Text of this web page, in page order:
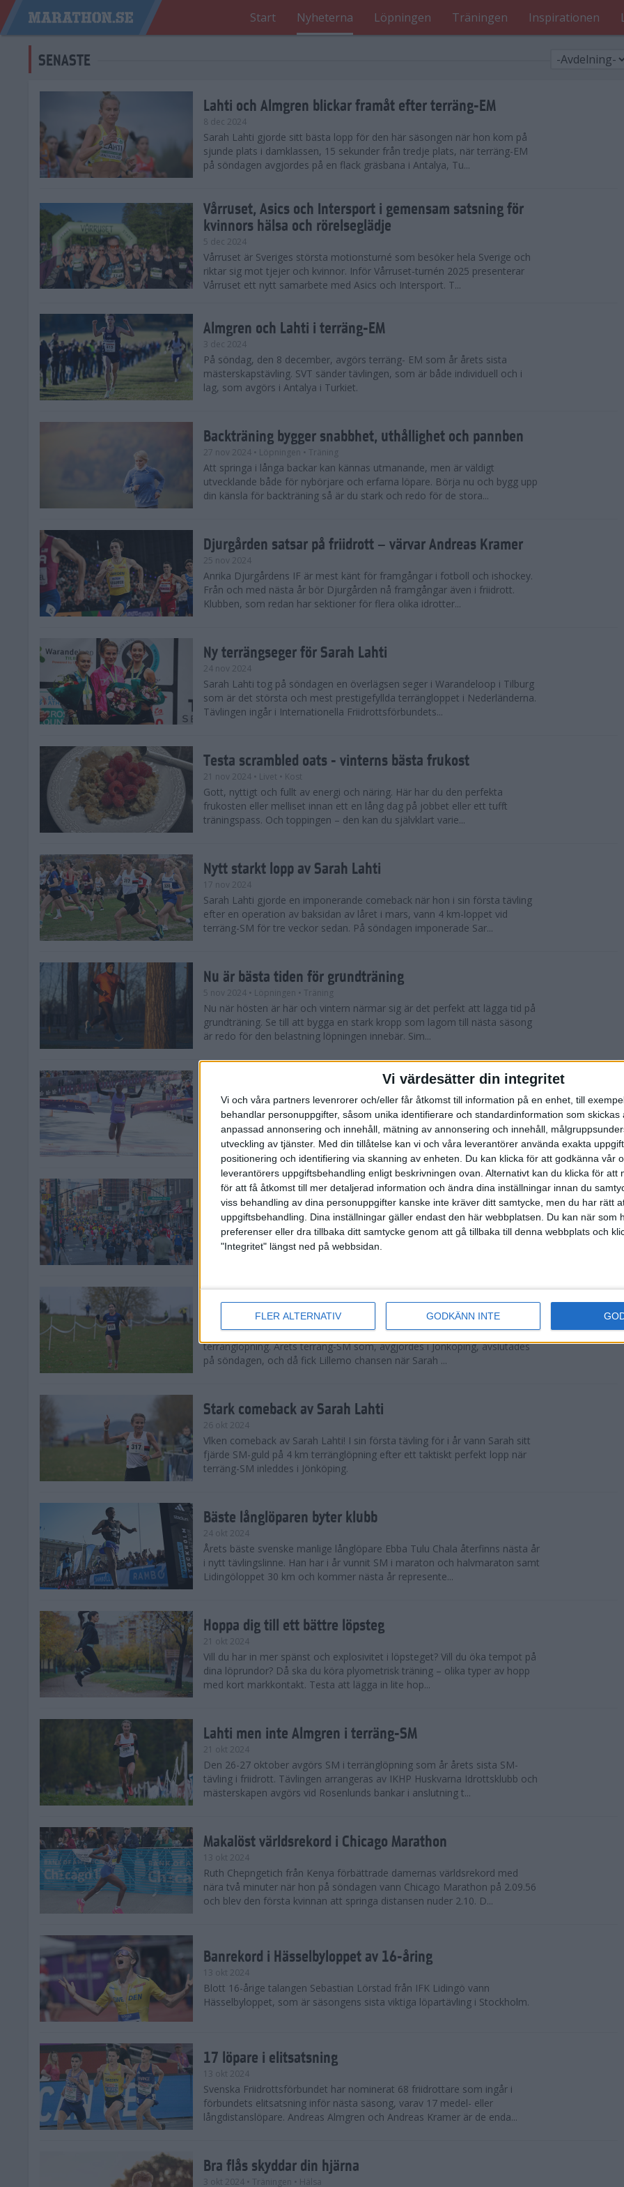
Vi värdesätter din integritet
Vi och våra partners levenrorer och/eller får åtkomst till information på en enhet, till
behandlar personuppgifter, såsom unika identifierare och standardinformation som skickas
anpassad annonsering och innehåll, mätning av annonsering och innehåll,
utveckling av tjänster. Med din tillåtelse kan vi och våra leverantörer använda exakta
positionering och identifiering via skanning av enheten. Du kan klicka för att godkänna vår
leverantörers uppgiftsbehandling enligt beskrivningen ovan. Alternativt kan du klicka för att
för att få åtkomst till mer detaljerad information och ändra dina inställningar innan du
viss behandling av dina personuppgifter kanske inte kräver ditt samtycke, men du har rätt
uppgiftsbehandling. Dina inställningar gäller endast den här webbplatsen. Du kan när som
preferenser eller dra tillbaka ditt samtycke genom att gå tillbaka till denna webbplats och
"Integritet" längst ned på webbsidan.
FLER ALTERNATIV GODKÄNN INTE
Start Nyheterna Löpningen Träningen Inspirationen
SENASTE
Lahti och Almgren blickar framåt efter terräng-EM
8 dec 2024
Sarah Lahti gjorde sitt bästa lopp för den här säsongen när hon kom på
sjunde plats i damklassen, 15 sekunder från tredje plats, när terräng-EM
på söndagen avgjordes på en flack gräsbana i Antalya, Tu...
Vårruset, Asics och Intersport i gemensam satsning för
kvinnors hälsa och rörelseglädje
5 dec 2024
Vårruset är Sveriges största motionsturné som besöker hela Sverige och
riktar sig mot tjejer och kvinnor. Inför Vårruset-turnén 2025 presenterar
Vårruset ett nytt samarbete med Asics och Intersport. T...
Almgren och Lahti i terräng-EM
3 dec 2024
På söndag, den 8 december, avgörs terräng- EM som år årets sista
mästerskapstävling. SVT sänder tävlingen, som är både individuell och i
lag, som avgörs i Antalya i Turkiet.
Backträning bygger snabbhet, uthållighet och pannben
27 nov 2024 • Löpningen • Träning
Att springa i långa backar kan kännas utmanande, men är väldigt
utvecklande både för nybörjare och erfarna löpare. Börja nu och bygg upp
din känsla för backträning så är du stark och redo för de stora...
Djurgården satsar på friidrott – värvar Andreas Kramer
25 nov 2024
Anrika Djurgårdens IF är mest känt för framgångar i fotboll och ishockey.
Från och med nästa år bör Djurgården nå framgångar även i friidrott.
Klubben, som redan har sektioner för flera olika idrotter...
Ny terrängseger för Sarah Lahti
24 nov 2024
Sarah Lahti tog på söndagen en överlägsen seger i Warandeloop i Tilburg
som är det största och mest prestigefyllda terrängloppet i Nederländerna.
Tävlingen ingår i Internationella Friidrottsförbundets...
Testa scrambled oats - vinterns bästa frukost
21 nov 2024 • Livet • Kost
Gott, nyttigt och fullt av energi och näring. Här har du den perfekta
frukosten eller melliset innan ett en lång dag på jobbet eller ett tufft
träningspass. Och toppingen – den kan du självklart varie...
Nytt starkt lopp av Sarah Lahti
17 nov 2024
Sarah Lahti gjorde en imponerande comeback när hon i sin första tävling
efter en operation av baksidan av låret i mars, vann 4 km-loppet vid
terräng-SM för tre veckor sedan. På söndagen imponerade Sar...
Nu är bästa tiden för grundträning
5 nov 2024 • Löpningen • Träning
Nu när hösten är här och vintern närmar sig är det perfekt att lägga tid på
grundträning. Se till att bygga en stark kropp som lagom till nästa säsong
är redo för den belastning löpningen innebär. Sim...
Nya vinnare i New York City Marathon
3 nov 2024
Efter tuffa spurtstrider blev det nya vinnare i både herr- och damklassen i
världens ledande marathonlopp TCS New York City Marathon som
avgjordes på söndagen i skönt löparväder med solsken, cirka 12 ...
Historien om New York City Marathon
29 okt 2024
Söndagen den 3 november, avgjordes världens mest kända maratonlopp
TCS New York City Marathon, ett lopp som samlar cirka 50 000 deltagare
från hela världen, därav omkring 300 från Sverige.
Äntligen SM-guld för Lillemo
I regnväder fick äntligen Emilia Lillemo vinna ett SM-guld i seniorklassen i
terränglöpning. Årets terräng-SM som, avgjordes i Jönköping, avslutades
på söndagen, och då fick Lillemo chansen när Sarah ...
Stark comeback av Sarah Lahti
26 okt 2024
Vlken comeback av Sarah Lahti! I sin första tävling för i år vann Sarah sitt
fjärde SM-guld på 4 km terränglöpning efter ett taktiskt perfekt lopp när
terräng-SM inleddes i Jönköping.
Bäste långlöparen byter klubb
24 okt 2024
Årets bäste svenske manlige långlöpare Ebba Tulu Chala återfinns nästa år
i nytt tävlingslinne. Han har i år vunnit SM i maraton och halvmaraton samt
Lidingöloppet 30 km och kommer nästa år represente...
Hoppa dig till ett bättre löpsteg
21 okt 2024
Vill du har in mer spänst och explosivitet i löpsteget? Vill du öka tempot på
dina löprundor? Då ska du köra plyometrisk träning – olika typer av hopp
med kort markkontakt. Testa att lägga in lite hop...
Lahti men inte Almgren i terräng-SM
21 okt 2024
Den 26-27 oktober avgörs SM i terränglöpning som år årets sista SM-
tävling i friidrott. Tävlingen arrangeras av IKHP Huskvarna Idrottsklubb och
mästerskapen avgörs vid Rosenlunds bankar i anslutning t...
Makalöst världsrekord i Chicago Marathon
13 okt 2024
Ruth Chepngetich från Kenya förbättrade damernas världsrekord med
nära två minuter när hon på söndagen vann Chicago Marathon på 2.09.56
och blev den första kvinnan att springa distansen nuder 2.10. D...
Banrekord i Hässelbyloppet av 16-åring
13 okt 2024
Blott 16-årige talangen Sebastian Lörstad från IFK Lidingö vann
Hässelbyloppet, som är säsongens sista viktiga löpartävling i Stockholm.
17 löpare i elitsatsning
13 okt 2024
Svenska Friidrottsförbundet har nominerat 68 friidrottare som ingår i
förbundets elitsatsning inför nästa säsong, varav 17 medel- eller
långdistanslöpare. Andreas Almgren och Andreas Kramer är de enda...
Bra flås skyddar din hjärna
3 okt 2024 • Träningen • Hälsa